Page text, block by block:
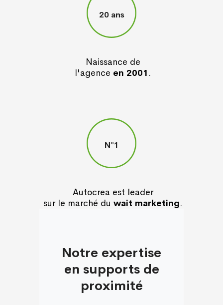
20 ans
Naissance de
l'agence en 2001 .
N°1
Autocrea est leader
sur le marché du wait marketing.
Notre expertise
en supports de
proximité